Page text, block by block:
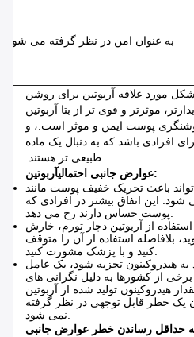
به عنوان امن در نظر گرفته می شود
شکل مورد علاقه آربوتین برای روشن
موثرتر و قوی تر از بتا آربوتین
پوست ایمن و موثر است.، و
افرادی باشد که به دنبال یک ماده
طبیعی تر هستند.
عوارض جانبی احتمالیآربوتین
:
باعث تحریک خفیف پوست مانند
این اتفاق بیشتر در افرادی که
پوست حساس دارند رخ می دهد.
از آربوتین دچار تورم، خارش
بلافاصله استفاده از آن را متوقف
کنید و با پزشک مشورت کنید.
به هیدروکینون تجزیه شود، یک عامل
از کشورها به دلیل نگرانی های
هیدروکینون تولید شده از آربوتین
یک خطر قابل توجهی در نظر گرفته
نمی شود.
به حداقل رساندن خطر عوارض جانبی